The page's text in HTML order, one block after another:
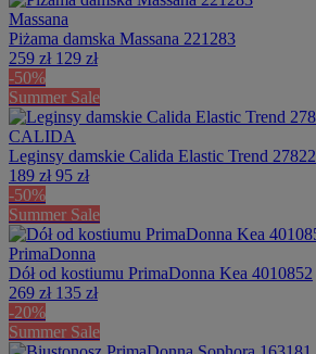
Massana
Piżama damska Massana 221283
259 zł 129 zł
-50%
Summer Sale
CALIDA
Leginsy damskie Calida Elastic Trend 27822
189 zł 95 zł
-50%
Summer Sale
PrimaDonna
Dół od kostiumu PrimaDonna Kea 4010852
269 zł 135 zł
-20%
Summer Sale